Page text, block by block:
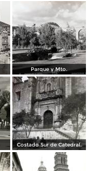
Parque y Mto.
Costado Sur de Catedral.